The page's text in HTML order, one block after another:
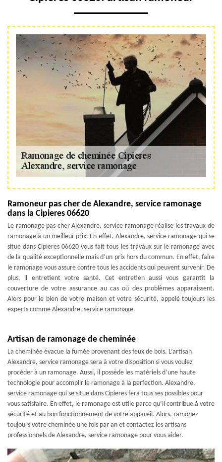
Ramoneur pas cher de Alexandre, service ramonage
dans la Cipieres 06620
Le ramonage pas cher Alexandre, service ramonage réalise les travaux de
ramonage à un meilleur prix. En effet, Alexandre, service ramonage qui se
situe dans Cipieres 06620 vous fait tous les travaux sur le ramonage avec
de la qualité exceptionnelle mais d’un prix hors du commun. En effet, faire
le ramonage vous assure contre tous les accidents qui peuvent survenir. De
plus, il entretient votre santé. Cet entretien aussi vous garantit la
couverture de votre assurance au cas où des problèmes apparaissent.
Alors pour le bien de votre maison et votre sécurité, appelé toujours les
experts comme Alexandre, service ramonage.
Artisan de ramonage de cheminée
La cheminée évacue la fumée provenant des feux de bois. L’artisan
Alexandre, service ramonage sera à votre disposition si vous voulez
procéder à un ramonage. Aussi, il possède les matériels d’une haute
technologie pour accomplir le ramonage à la perfection. Alexandre,
service ramonage qui se situe dans Cipieres fera tous ses possibles pour
vous satisfaire. En effet, le ramonage est utile parce qu’il contribue à votre
sécurité et au bon fonctionnement de votre appareil. Alors, ramonez
toujours votre cheminée une fois par an et contactez les artisans
professionnels de Alexandre, service ramonage pour vous aider.